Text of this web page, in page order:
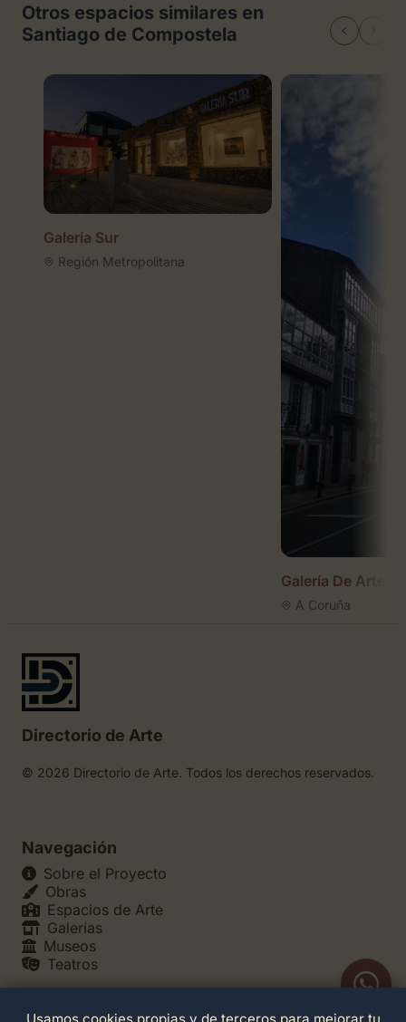
Otros espacios similares en
Santiago de Compostela
Galería Sur
Región Metropolitana
Galería De Arte
A Coruña
Directorio de Arte
© 2026 Directorio de Arte. Todos los derechos reservados.
Navegación
Sobre el Proyecto
Obras
Espacios de Arte
Galerías
Museos
Teatros